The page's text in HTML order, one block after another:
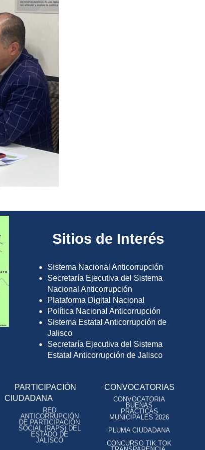
Sitios de Interés
Sistema Nacional Anticorrupción
Secretaría Ejecutiva del Sistema
Nacional Anticorrupción
Plataforma Digital Nacional
Política Nacional Anticorrupción
Sistema Estatal Anticorrupción de
Jalisco
Secretaría Ejecutiva del Sistema
Estatal Anticorrupción de Jalisco
PARTICIPACIÓN
CIUDADANA
RED
ANTICORRUPCIÓN
DE PARTICIPACIÓN
SOCIAL (RAPS) DEL
ESTADO DE
JALISCO
CONVOCATORIAS
CONVOCATORIA
BUENAS
PRÁCTICAS
MUNICIPALES 2026
PLUMA CIUDADANA
CONCURSO TIK TOK